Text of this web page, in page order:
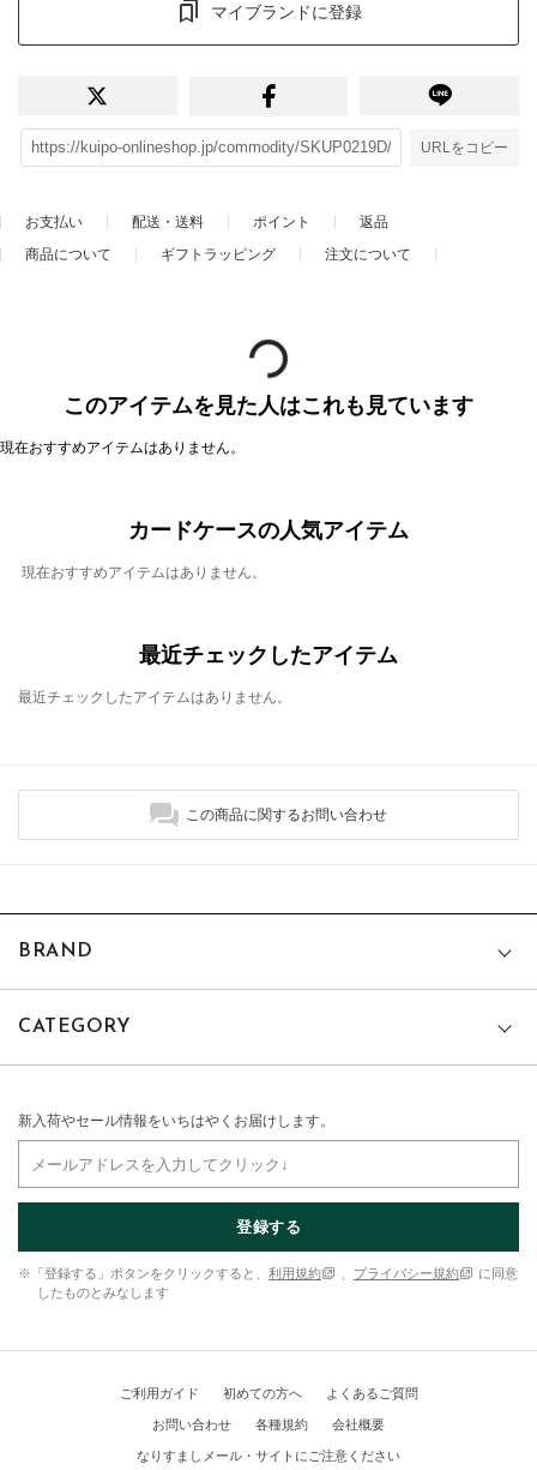
マイブランドに登録
URLをコピー
お支払い 配送・送料 ポイント
返品
商品について
ギフトラッピング 注文について
このアイテムを見た人はこれも見ています
現在おすすめアイテムはありません。
カードケースの人気アイテム
現在おすすめアイテムはありません。
最近チェックしたアイテム
最近チェックしたアイテムはありません。
この商品に関するお問い合わせ
BRAND
CATEGORY
新入荷やセール情報をいちはやくお届けします。
登録する
※「登録する」ボタンをクリックすると、 利用規約 プライバシー規約
に同意
したものとみなします
ご利用ガイド 初めての方へ よくあるご質問
お問い合わせ 各種規約 会社概要
なりすましメール・サイトにご注意ください